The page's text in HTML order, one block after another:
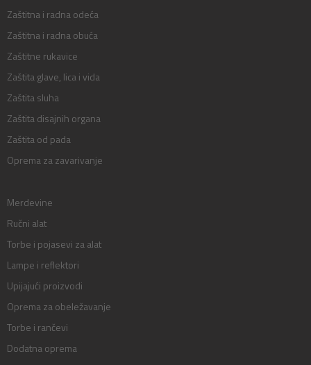
Zaštitna i radna odeća
Zaštitna i radna obuća
Zaštitne rukavice
Zaštita glave, lica i vida
Zaštita sluha
Zaštita disajnih organa
Zaštita od pada
Oprema za zavarivanje
Merdevine
Ručni alat
Torbe i pojasevi za alat
Lampe i reflektori
Upijajući proizvodi
Oprema za obeležavanje
Torbe i rančevi
Dodatna oprema